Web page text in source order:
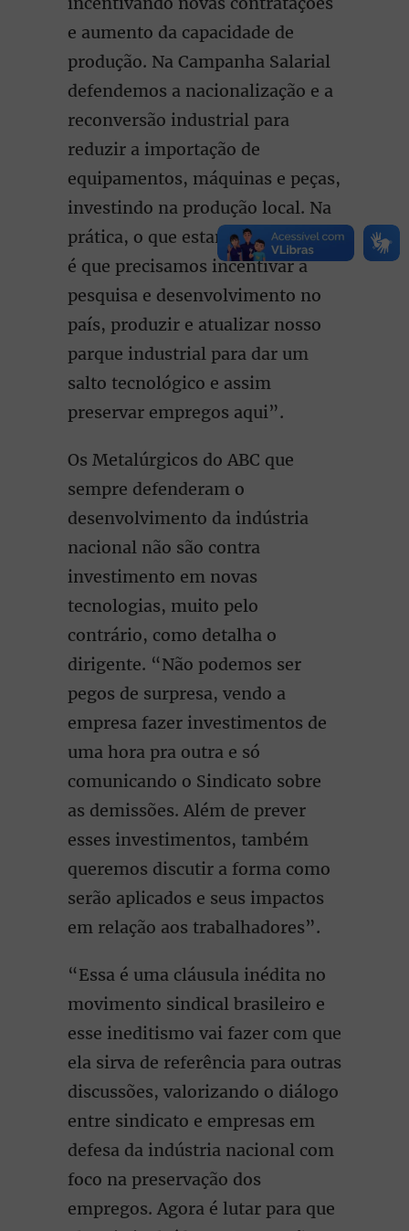
e aumento da capacidade de
produção. Na Campanha Salarial
defendemos a nacionalização e a
reconversão industrial para
reduzir a importação de
equipamentos, máquinas e peças,
investindo na produção local. Na
prática, o que estamos propondo
é que precisamos incentivar a
pesquisa e desenvolvimento no
país, produzir e atualizar nosso
parque industrial para dar um
salto tecnológico e assim
preservar empregos aqui”.
Os Metalúrgicos do ABC que
sempre defenderam o
desenvolvimento da indústria
nacional não são contra
investimento em novas
tecnologias, muito pelo
contrário, como detalha o
dirigente. “Não podemos ser
pegos de surpresa, vendo a
empresa fazer investimentos de
uma hora pra outra e só
comunicando o Sindicato sobre
as demissões. Além de prever
esses investimentos, também
queremos discutir a forma como
serão aplicados e seus impactos
em relação aos trabalhadores”.
“Essa é uma cláusula inédita no
movimento sindical brasileiro e
esse ineditismo vai fazer com que
ela sirva de referência para outras
discussões, valorizando o diálogo
entre sindicato e empresas em
defesa da indústria nacional com
foco na preservação dos
empregos. Agora é lutar para que